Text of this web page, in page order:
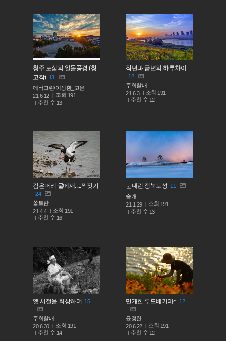
청주 도심의 일몰풍경 (창
고작) 13
에버그린/이성환_고문
21.6.12
조회 191
추천 수 13
작년과 금년의 하루차이
12
주희할배
21.6.3
조회 191
추천 수 12
검은머리 물떼새.....짝짓기
24
쏠트란
21.4.4
조회 191
추천 수 16
눈내린 정북토성 11
솔개
21.1.29
조회 191
추천 수 13
옛 시절을 회상하며 15
주희할배
20.6.30
조회 191
추천 수 14
만개한 루드베키아~ 12
윤정한
20.6.22
조회 191
추천 수 12